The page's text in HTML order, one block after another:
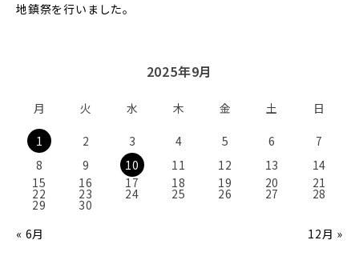
地鎮祭を行いました。
2025年9月
月 火 水 木 金 土 日
1 2 3 4 5 6
7
8
9 10 11 12 13
14
15
16 17 18 19 20 21
22 23 24 25 26 27 28
29
30
« 6月
12月 »